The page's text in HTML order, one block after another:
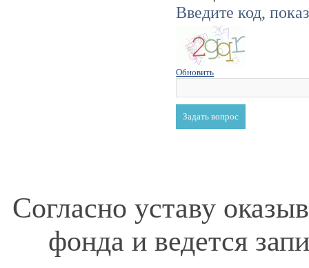
Введите код,
Обновить
Согласно уставу
фонда и ведется